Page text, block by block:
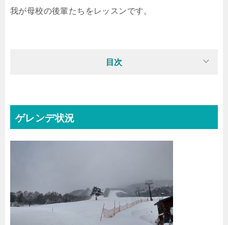
我が母校の後輩たちをレッスンです。
目次
ゲレンデ状況